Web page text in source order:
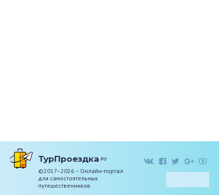
ТурПроездка ру
©2017–2026 – Онлайн-портал
для самостоятельных
путешественников